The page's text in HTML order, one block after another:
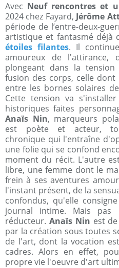
Avec Neuf rencontres et
2024 chez Fayard, Jérôme
période de l’entre-deux-
artistique et fantasmé déjà
étoiles filantes. Il
amoureux de l'attirance,
plongeant dans la
fusion des corps, celle
entre les bornes solaires
Cette tension va
historiques faites
Anaïs Nin, marqueurs
est poète et acteur,
chronique qui l'entraîne
une folie qui se confond
moment du récit. L'autre
libre, une femme dont le
frein à ses aventures
l'instant présent, de la
confondus, qu'elle
journal intime. Mais pas
réducteur. Anaïs Nin est
par la création sous toutes
de l'art, dont la vocation
cadres. Alors en effet,
propre vie l'oeuvre d'art